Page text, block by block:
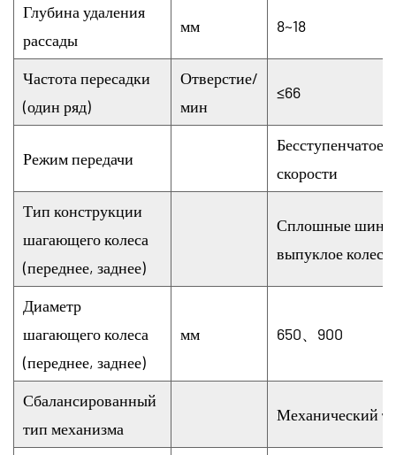
Глубина удаления
рассады
мм 8~18
Частота пересадки
(один ряд)
Отверстие/
мин
≤66
Режим передачи
Бесступенчатое
скорости
Тип конструкции
шагающего колеса
(переднее, заднее)
Сплошные шины
выпуклое
Диаметр
шагающего колеса
(переднее, заднее)
мм 650、900
Сбалансированный
тип механизма
Механический